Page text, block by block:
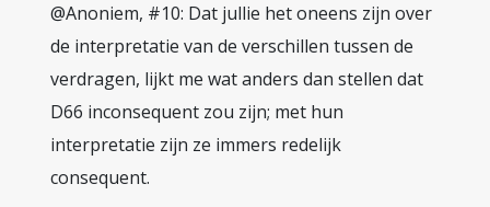
@Anoniem, #10: Dat jullie het oneens zijn over
de interpretatie van de verschillen tussen de
verdragen, lijkt me wat anders dan stellen dat
D66 inconsequent zou zijn; met hun
interpretatie zijn ze immers redelijk
consequent.